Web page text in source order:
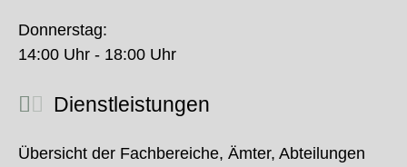
Donnerstag:
14:00 Uhr - 18:00 Uhr
Dienstleistungen
Übersicht der Fachbereiche, Ämter, Abteilungen